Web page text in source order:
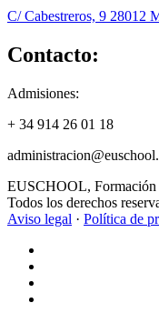
C/ Cabestreros, 9 28012
Contacto:
Admisiones:
+ 34 914 26 01 18
EUSCHOOL, Formación
Todos los derechos
Aviso legal · Política de